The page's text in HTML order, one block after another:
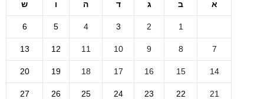
א ב ג ד ה ו ש
1
2
3
4
5
6
7
8
9
10
11
12
13
14
15
16
17
18
19
20
21
22
23
24
25
26
27